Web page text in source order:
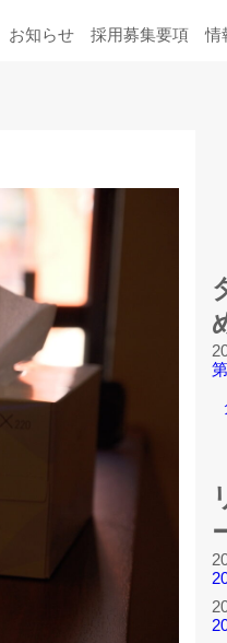
お知らせ 採用募集要項 情